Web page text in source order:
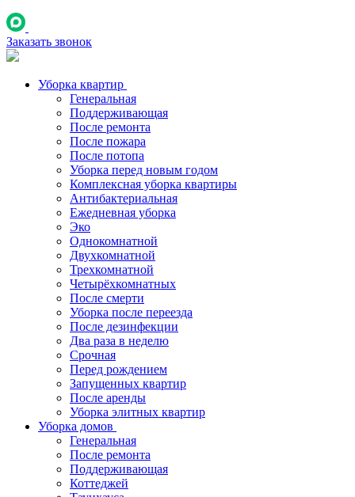
Заказать звонок
Уборка квартир
Генеральная
Поддерживающая
После ремонта
После пожара
После потопа
Уборка перед новым годом
Комплексная уборка квартиры
Антибактериальная
Ежедневная уборка
Эко
Однокомнатной
Двухкомнатной
Трехкомнатной
Четырёхкомнатных
После смерти
Уборка после переезда
После дезинфекции
Два раза в неделю
Срочная
Перед рождением
Запущенных квартир
После аренды
Уборка элитных квартир
Уборка домов
Генеральная
После ремонта
Поддерживающая
Коттеджей